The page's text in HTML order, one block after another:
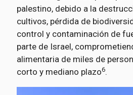
palestino, debido a la
cultivos, pérdida de
control y contaminación de
parte de Israel,
alimentaria de miles de
corto y mediano plazo6.